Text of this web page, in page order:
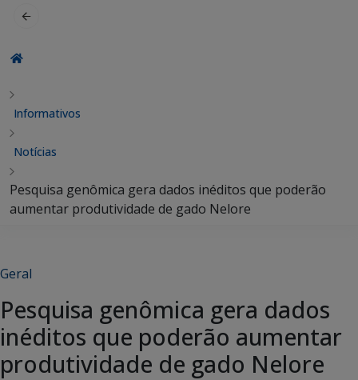
Informativos
Notícias
Pesquisa genômica gera dados inéditos que poderão
aumentar produtividade de gado Nelore
Geral
Pesquisa genômica gera dados
inéditos que poderão aumentar
produtividade de gado Nelore